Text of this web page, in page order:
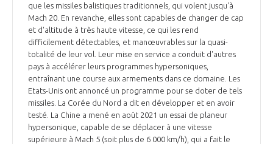
que les missiles balistiques traditionnels, qui volent jusqu'à
Mach 20. En revanche, elles sont capables de changer de cap
et d'altitude à très haute vitesse, ce qui les rend
difficilement détectables, et manœuvrables sur la quasi-
totalité de leur vol. Leur mise en service a conduit d'autres
pays à accélérer leurs programmes hypersoniques,
entraînant une course aux armements dans ce domaine. Les
Etats-Unis ont annoncé un programme pour se doter de tels
missiles. La Corée du Nord a dit en développer et en avoir
testé. La Chine a mené en août 2021 un essai de planeur
hypersonique, capable de se déplacer à une vitesse
supérieure à Mach 5 (soit plus de 6 000 km/h), qui a fait le